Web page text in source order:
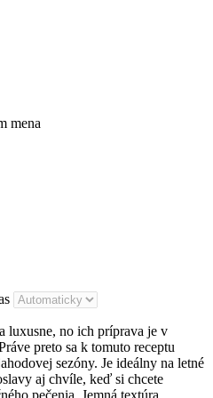
mena
luxusne, no ich príprava je v
preto sa k tomuto receptu
sezóny. Je ideálny na letné
aj chvíle, keď si chcete